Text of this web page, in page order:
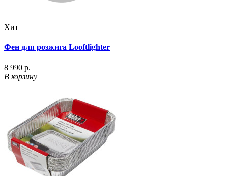
Хит
Фен для розжига Looftlighter
8 990 р.
В корзину